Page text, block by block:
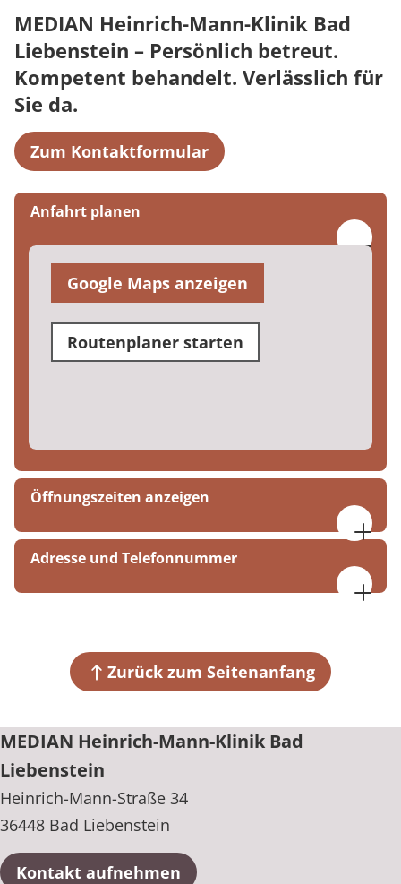
MEDIAN Heinrich-Mann-Klinik Bad
Liebenstein – Persönlich betreut.
Kompetent behandelt. Verlässlich für
Sie da.
Zum Kontaktformular
Anfahrt planen
Google Maps anzeigen
Routenplaner starten
Öffnungszeiten anzeigen
Montag - Donnerstag 07:30-17:00 Uhr
Freitag 07:30-16:00 Uhr
Adresse und Telefonnummer
+49 36961 37-0
Zurück zum Seitenanfang
MEDIAN Heinrich-Mann-Klinik Bad
Liebenstein
Heinrich-Mann-Straße 34
36448 Bad Liebenstein
Kontakt aufnehmen